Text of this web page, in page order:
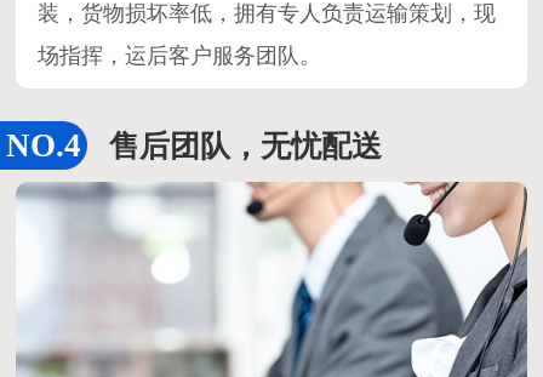
装，货物损坏率低，拥有专人负责运输策划，现
场指挥，运后客户服务团队。
售后团队，无忧配送